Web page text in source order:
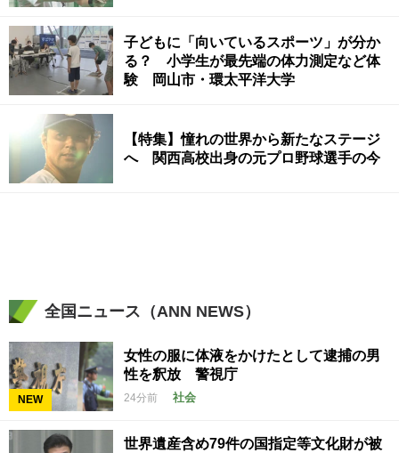
子どもに「向いているスポーツ」が分か
る？ 小学生が最先端の体力測定など体
験 岡山市・環太平洋大学
【特集】憧れの世界から新たなステージ
へ 関西高校出身の元プロ野球選手の今
全国ニュース（ANN NEWS）
NEW
女性の服に体液をかけたとして逮捕の男
性を釈放 警視庁
24分前 社会
世界遺産含め79件の国指定等文化財が被